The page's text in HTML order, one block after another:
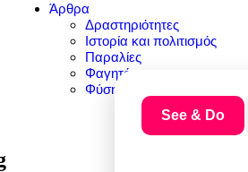
Άρθρα
Δραστηριότητες
Ιστορία και πολιτισμός
Παραλίες
Φαγητό
Φύση και αξιοθέατα
See & Do